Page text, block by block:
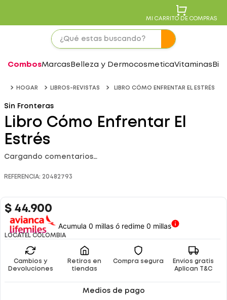
MI CARRITO DE COMPRAS
CombosMarcas Belleza y DermocosmeticaVitaminas
HOGAR LIBROS-REVISTAS LIBRO CÓMO ENFRENTAR EL ESTRÉS
Sin Fronteras
Libro Cómo Enfrentar El
Estrés
Cargando comentarios…
REFERENCIA: 20482793
$ 44.900
Acumula 0 millas ó redime 0 millas
LOCATEL COLOMBIA
Cambios y
Devoluciones
Retiros en
tiendas
Compra segura
Envíos gratis
Aplican T&C
Medios de pago